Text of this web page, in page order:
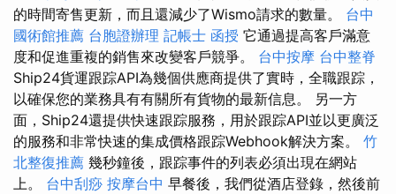
的時間寄售更新，而且還減少了Wismo請求的數量。 台中
國術館推薦 台胞證辦理 記帳士 函授 它通過提高客戶滿意
度和促進重複的銷售來改變客戶競爭。 台中按摩 台中整脊
Ship24貨運跟踪API為幾個供應商提供了實時，全職跟踪，
以確保您的業務具有有關所有貨物的最新信息。 另一方
面，Ship24還提供快速跟踪服務，用於跟踪API並以更廣泛
的服務和非常快速的集成價格跟踪Webhook解決方案。 竹
北整復推薦 幾秒鐘後，跟踪事件的列表必須出現在網站
上。 台中刮痧 按摩台中 早餐後，我們從酒店登錄，然後前